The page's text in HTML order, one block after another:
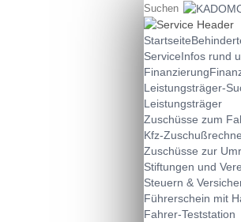
Startseite
ServiceInfos rund
Finanzierung
Leistungsträger-
Leistungsträger
Zuschüsse zum
Kfz-
Zuschüsse zur
Stiftungen und
Steuern &
Führerschein mit
Fahrer-Teststation